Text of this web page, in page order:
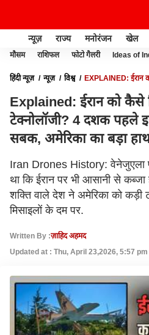
न्यूज़ राज्य मनोरंजन खेल
मौसम राशिफल फोटो गैलरी Ideas of
हिंदी न्यूज़ न्यूज़ विश्व
EXPLAINED: ईरान
Explained: ईरान को कैसे
टेक्नोलॉजी? 4 दशक पहले
सबक, अमेरिका का बड़ा
Iran Drones History: वेनेजुएला
था कि ईरान पर भी आसानी से कब्जा
शक्ति वाले देश ने अमेरिका को कड़ी
मिसाइलों के दम पर.
Written By :ज़ाहिद अहमद
Updated at : Thu, April 23,2026, 5:57 pm